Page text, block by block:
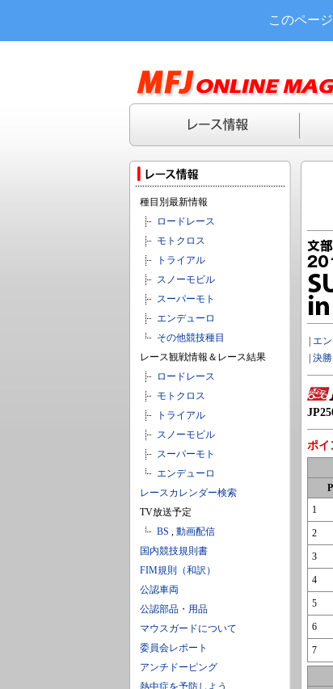
このペー
種目別最新情報
ロードレース
モトクロス
トライアル
スノーモビル
スーパーモト
エンデューロ
その他競技種目
レース観戦情報＆レース結果
ロードレース
モトクロス
トライアル
スノーモビル
スーパーモト
エンデューロ
レースカレンダー検索
TV放送予定
BS , 動画配信
国内競技規則書
FIM規則（和訳）
公認車両
公認部品・用品
マウスガードについて
委員会レポート
アンチドーピング
熱中症を予防しよう
エ
決
ポイ
1
2
3
4
5
6
7